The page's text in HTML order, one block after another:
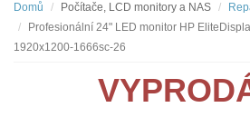
Domů Počítače, LCD monitory a NAS
Profesionální 24" LED monitor HP
1920x1200-1666sc-26